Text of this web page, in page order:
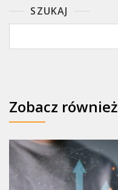
SZUKAJ
Zobacz również